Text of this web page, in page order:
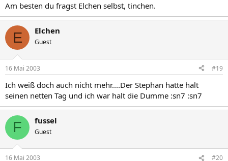
Am besten du fragst Elchen selbst, tinchen.
E Elchen
Guest
16 Mai 2003 #19
Ich weiß doch auch nicht mehr....Der Stephan hatte halt
seinen netten Tag und ich war halt die Dumme :sn7 :sn7
F fussel
Guest
16 Mai 2003 #20